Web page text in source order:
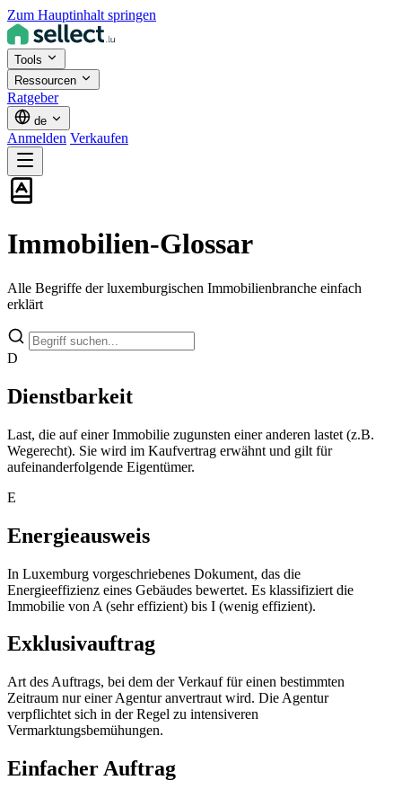
Zum Hauptinhalt springen
Tools
Ressourcen
Ratgeber
de
Anmelden Verkaufen
Immobilien-Glossar
Alle Begriffe der luxemburgischen Immobilienbranche einfach
erklärt
D
Dienstbarkeit
Last, die auf einer Immobilie zugunsten einer anderen lastet (z.B.
Wegerecht). Sie wird im Kaufvertrag erwähnt und gilt für
aufeinanderfolgende Eigentümer.
E
Energieausweis
In Luxemburg vorgeschriebenes Dokument, das die
Energieeffizienz eines Gebäudes bewertet. Es klassifiziert die
Immobilie von A (sehr effizient) bis I (wenig effizient).
Exklusivauftrag
Art des Auftrags, bei dem der Verkauf für einen bestimmten
Zeitraum nur einer Agentur anvertraut wird. Die Agentur
verpflichtet sich in der Regel zu intensiveren
Vermarktungsbemühungen.
Einfacher Auftrag